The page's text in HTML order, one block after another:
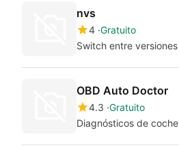
nvs
4 Gratuito
Switch entre
OBD Auto Doctor
4.3 Gratuito
Diagnósticos de